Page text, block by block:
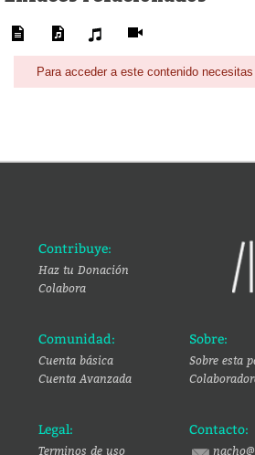
Para acceder a este contenido
Contribuye:
Haz tu Donación
Colabora
Comunidad:
Cuenta básica
Cuenta Avanzada
Sobre:
Sobre esta
Legal:
Terminos de uso
Contacto: